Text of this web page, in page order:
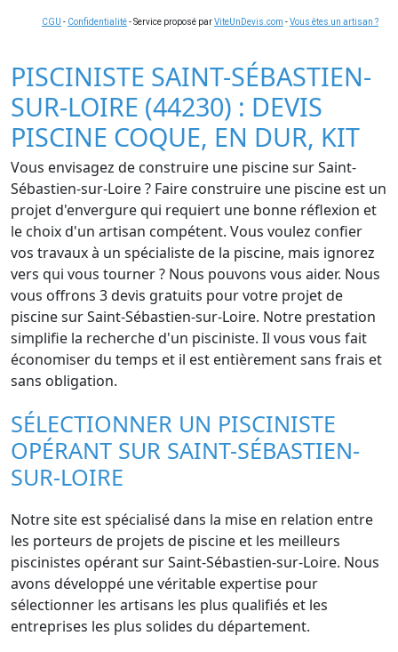
CGU - Confidentialité- Service proposé parViteUnDevis.com -Vous êtes un artisan ?
PISCINISTE SAINT-SÉBASTIEN-
SUR-LOIRE (44230) : DEVIS
PISCINE COQUE, EN DUR, KIT
Vous envisagez de construire une piscine sur Saint-
Sébastien-sur-Loire ? Faire construire une piscine est un
projet d'envergure qui requiert une bonne réflexion et
le choix d'un artisan compétent. Vous voulez confier
vos travaux à un spécialiste de la piscine, mais ignorez
vers qui vous tourner ? Nous pouvons vous aider. Nous
vous offrons 3 devis gratuits pour votre projet de
piscine sur Saint-Sébastien-sur-Loire. Notre prestation
simplifie la recherche d'un pisciniste. Il vous vous fait
économiser du temps et il est entièrement sans frais et
sans obligation.
SÉLECTIONNER UN PISCINISTE
OPÉRANT SUR SAINT-SÉBASTIEN-
SUR-LOIRE
Notre site est spécialisé dans la mise en relation entre
les porteurs de projets de piscine et les meilleurs
piscinistes opérant sur Saint-Sébastien-sur-Loire. Nous
avons développé une véritable expertise pour
sélectionner les artisans les plus qualifiés et les
entreprises les plus solides du département.